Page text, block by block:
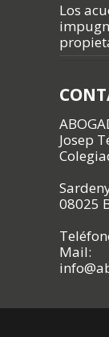
Los
Josep
08025
Mail: